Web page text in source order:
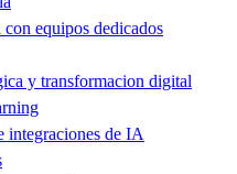
equipos dedicados
y transformacion digital
integraciones de IA